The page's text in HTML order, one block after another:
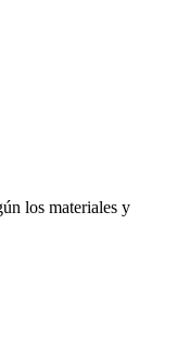
los materiales y